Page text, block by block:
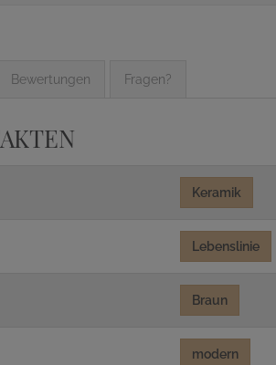
Bewertungen Fragen?
Keramik
Lebenslinie
Braun
modern